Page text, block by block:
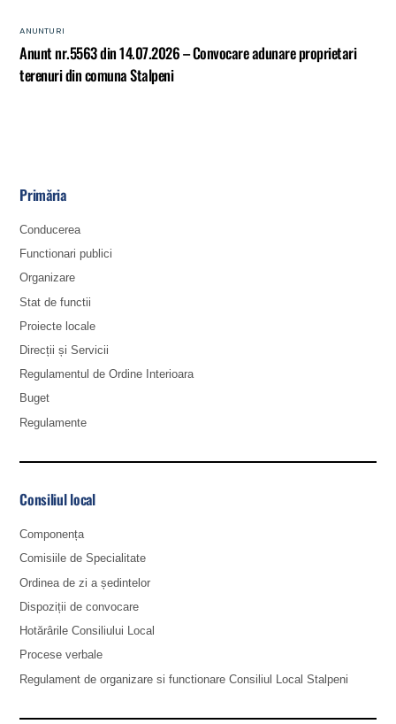
ANUNTURI
Anunt nr.5563 din 14.07.2026 – Convocare adunare proprietari
terenuri din comuna Stalpeni
Primăria
Conducerea
Functionari publici
Organizare
Stat de functii
Proiecte locale
Direcții și Servicii
Regulamentul de Ordine Interioara
Buget
Regulamente
Consiliul local
Componența
Comisiile de Specialitate
Ordinea de zi a ședintelor
Dispoziții de convocare
Hotărârile Consiliului Local
Procese verbale
Regulament de organizare si functionare Consiliul Local Stalpeni